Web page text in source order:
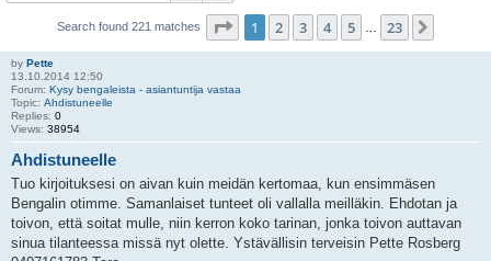
Search found 221 matches Page 1of 23
1 2 3 4 5 23
by Pette
13.10.2014 12:50
Forum: Kysy bengaleista - asiantuntija vastaa
Topic: Ahdistuneelle
Replies: 0
Views: 38954
Ahdistuneelle
Tuo kirjoituksesi on aivan kuin meidän kertomaa, kun ensimmäsen
Bengalin otimme. Samanlaiset tunteet oli vallalla meilläkin. Ehdotan ja
toivon, että soitat mulle, niin kerron koko tarinan, jonka toivon auttavan
sinua tilanteessa missä nyt olette. Ystävällisin terveisin Pette Rosberg